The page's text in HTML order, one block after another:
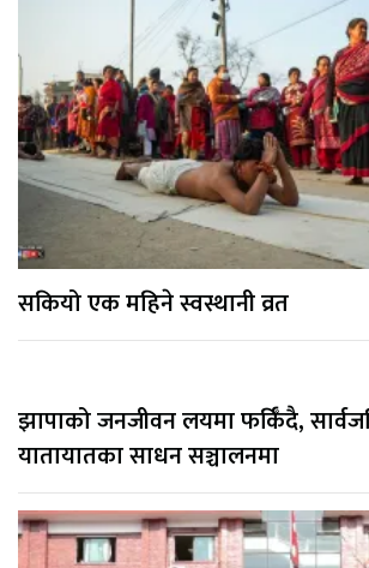
सकियो एक महिने स्वस्थानी व्रत
झापाको जनजीवन लयमा फर्किँदै,
यातायातका साधन सञ्चालनमा